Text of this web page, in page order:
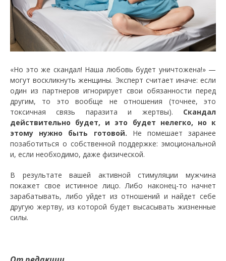
«Но это же скандал! Наша любовь будет уничтожена!» —
могут воскликнуть женщины. Эксперт считает иначе: если
один из партнеров игнорирует свои обязанности перед
другим, то это вообще не отношения (точнее, это
токсичная связь паразита и жертвы). Скандал
действительно будет, и это будет нелегко, но к
этому нужно быть готовой. Не помешает заранее
позаботиться о собственной поддержке: эмоциональной
и, если необходимо, даже физической.
В результате вашей активной стимуляции мужчина
покажет свое истинное лицо. Либо наконец-то начнет
зарабатывать, либо уйдет из отношений и найдет себе
другую жертву, из которой будет высасывать жизненные
силы.